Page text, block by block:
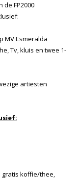
de FP2000
MV Esmeralda
Tv, kluis en twee 1-
artiesten
gratis koffie/thee,